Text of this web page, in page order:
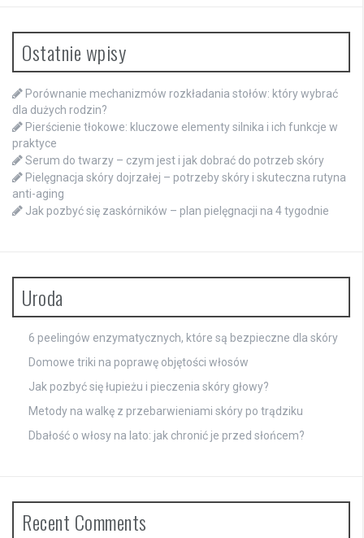
Ostatnie wpisy
Porównanie mechanizmów rozkładania stołów: który wybrać
dla dużych rodzin?
Pierścienie tłokowe: kluczowe elementy silnika i ich funkcje w
praktyce
Serum do twarzy – czym jest i jak dobrać do potrzeb skóry
Pielęgnacja skóry dojrzałej – potrzeby skóry i skuteczna rutyna
anti-aging
Jak pozbyć się zaskórników – plan pielęgnacji na 4 tygodnie
Uroda
6 peelingów enzymatycznych, które są bezpieczne dla skóry
Domowe triki na poprawę objętości włosów
Jak pozbyć się łupieżu i pieczenia skóry głowy?
Metody na walkę z przebarwieniami skóry po trądziku
Dbałość o włosy na lato: jak chronić je przed słońcem?
Recent Comments